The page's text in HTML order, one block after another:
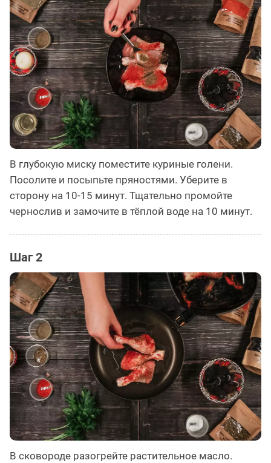
В глубокую миску поместите куриные голени.
Посолите и посыпьте пряностями. Уберите в
сторону на 10-15 минут. Тщательно промойте
чернослив и замочите в тёплой воде на 10 минут.
Шаг 2
В сковороде разогрейте растительное масло.